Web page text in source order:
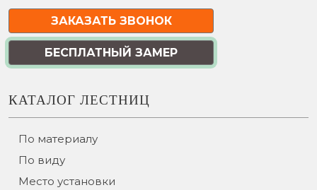
ЗАКАЗАТЬ ЗВОНОК
БЕСПЛАТНЫЙ ЗАМЕР
КАТАЛОГ ЛЕСТНИЦ
По материалу
По виду
Место установки